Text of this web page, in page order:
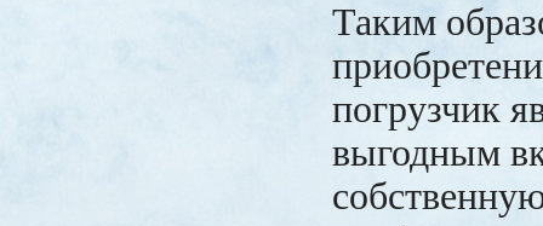
Таким
погрузчик
выгодным